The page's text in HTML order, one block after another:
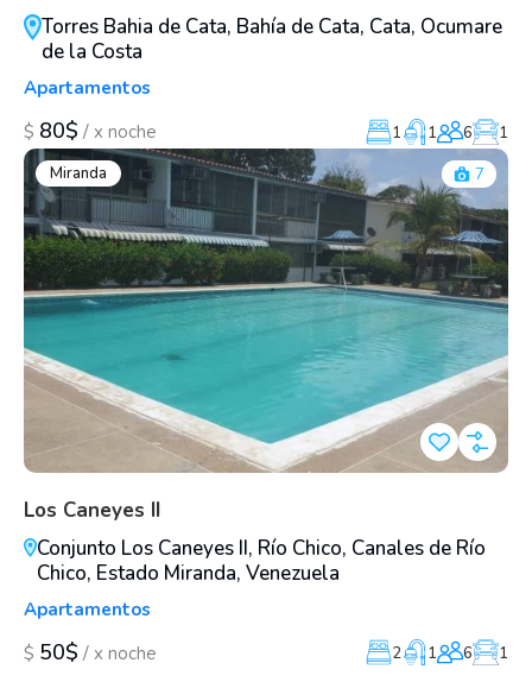
Torres Bahia de Cata, Bahía de Cata, Cata, Ocumare
de la Costa
Apartamentos
$ 80$ / x noche 1 1 6
1
Miranda
7
Los Caneyes II
Conjunto Los Caneyes II, Río Chico, Canales de Río
Chico, Estado Miranda, Venezuela
Apartamentos
$ 50$ / x noche 2 1 6 1